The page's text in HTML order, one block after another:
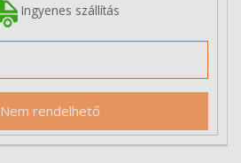
Ingyenes szállítás
Nem rendelhető